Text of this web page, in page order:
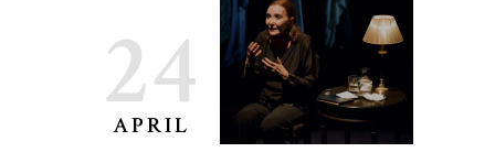
24
APRIL